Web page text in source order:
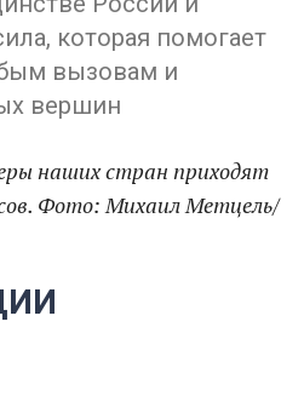
которая помогает
вызовам и
вершин
наших стран приходят
Фото: Михаил Метцель/